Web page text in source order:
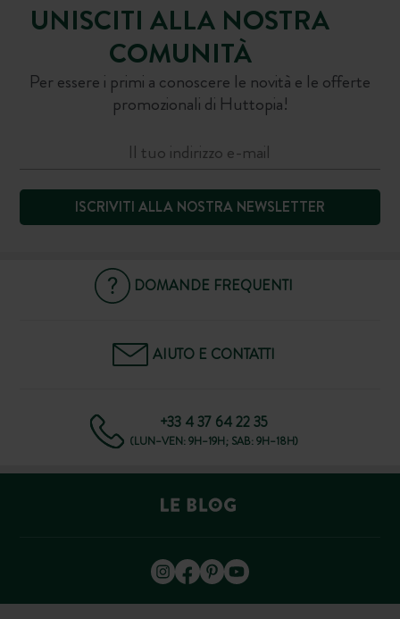
UNISCITI ALLA NOSTRA
COMUNITÀ
Per essere i primi a conoscere le novità e le offerte
promozionali di Huttopia!
ISCRIVITI ALLA NOSTRA NEWSLETTER
DOMANDE FREQUENTI
AIUTO E CONTATTI
+33 4 37 64 22 35
(LUN–VEN: 9H–19H; SAB: 9H–18H)